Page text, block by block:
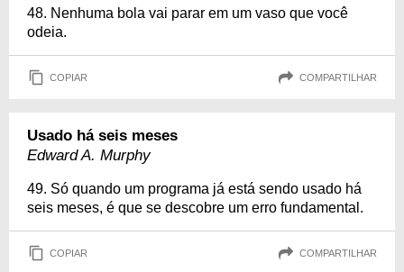
48. Nenhuma bola vai parar em um vaso que você
odeia.
COPIAR COMPARTILHAR
Usado há seis meses
Edward A. Murphy
49. Só quando um programa já está sendo usado há
seis meses, é que se descobre um erro fundamental.
COPIAR COMPARTILHAR